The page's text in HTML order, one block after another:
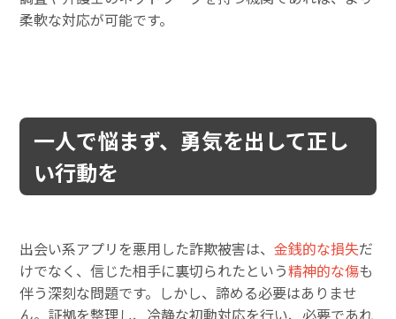
柔軟な対応が可能です。
一人で悩まず、勇気を出して正し
い行動を
出会い系アプリを悪用した詐欺被害は、金銭的な損失だ
けでなく、信じた相手に裏切られたという精神的な傷も
伴う深刻な問題です。しかし、諦める必要はありませ
ん。証拠を整理し、冷静な初動対応を行い、必要であれ